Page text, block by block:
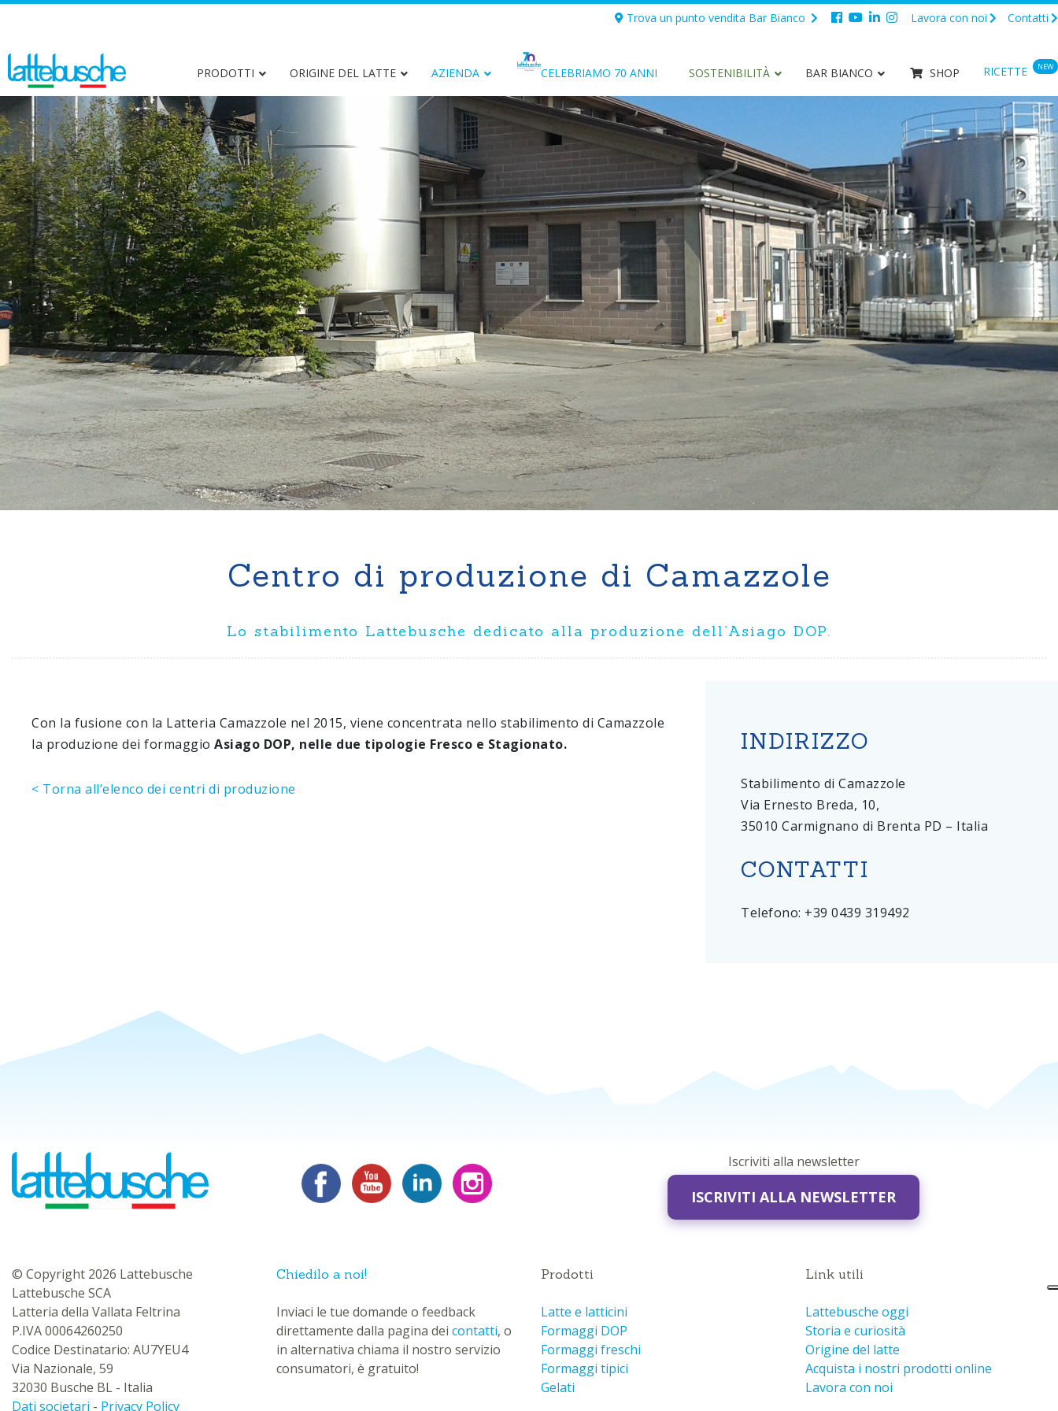
Trova un punto vendita Bar Bianco Lavora con noi Contatti
PRODOTTI
Latte intero Biologico di
Montagna
Latte fresco
Panna
Yogurt Burro
Ricotta
TUTTI I PRODOTTI
ORIGINE DEL LATTE AZIENDA CELEBRIAMO 70 ANNI SOSTENIBILITÀ BAR BIANCO SHOP RICETTE NEW
Centro di produzione di Camazzole
Lo stabilimento Lattebusche dedicato alla produzione dell’Asiago DOP.
Con la fusione con la Latteria Camazzole nel 2015, viene concentrata nello stabilimento di Camazzole
la produzione dei formaggio Asiago DOP, nelle due tipologie Fresco e Stagionato.
< Torna all’elenco dei centri di produzione
INDIRIZZO
Stabilimento di Camazzole
Via Ernesto Breda, 10,
35010 Carmignano di Brenta PD – Italia
CONTATTI
Telefono: +39 0439 319492
Iscriviti alla newsletter
ISCRIVITI ALLA NEWSLETTER
© Copyright 2026 Lattebusche
Lattebusche SCA
Latteria della Vallata Feltrina
P.IVA 00064260250
Codice Destinatario: AU7YEU4
Via Nazionale, 59
32030 Busche BL - Italia
Dati societari - Privacy Policy
Chiedilo a noi!
Inviaci le tue domande o feedback
direttamente dalla pagina dei contatti, o
in alternativa chiama il nostro servizio
consumatori, è gratuito!
Prodotti
Latte e latticini
Formaggi DOP
Formaggi freschi
Formaggi tipici
Gelati
Link utili
Lattebusche oggi
Storia e curiosità
Origine del latte
Acquista i nostri prodotti online
Lavora con noi